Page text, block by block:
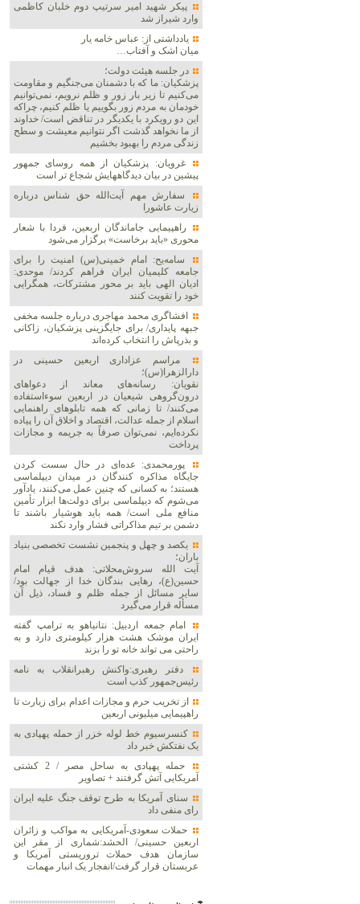
پیکر شهید امیر سرتیپ دوم خلبان کاظمی
وارد شیراز شد
یادداشتی از: عباس خامه یار
میان اشک و آفتاب…
در جلسه هیئت دولت؛
پزشکیان: ما که با دشمنان می‌جنگیم و مقاومت
می‌کنیم تا زیر بار زور و ظلم نرویم، نمی‌توانیم
خودمان به مردم زور بگوییم یا ظلم کنیم، چراکه
این دو رویکرد با یکدیگر در تناقض است/ خداوند
از ما نخواهد گذشت اگر نتوانیم معیشت و سطح
زندگی مردم را بهبود بخشیم
غرویان: پزشکیان از همه روسای جمهور
پیشین در بیان دیدگاههایش شجاع تر است
سفارش مهم آیت‌الله حق شناس درباره
زیارت عاشورا
راهپیمایی جاماندگان اربعین، فردا با شعار
محوری «باید برخاست» برگزار می‌شود
سامه‌یح: امام خمینی(س) امنیت را برای
جامعه کلیمیان ایران فراهم کردند/ موحدی:
ادیان الهی باید بر محور مشترکات، همگرایی
خود را تقویت کنند
افشاگری محمد مهاجری درباره جلسه مخفی
جبهه پایداری/ برای جایگزینی پزشکیان، زاکانی
و بذرپاش را انتخاب کرده‌اند
مراسم عزاداری اربعین حسینی در
دارالزهرا(س)؛
نقویان: رسانه‌های معاند از دعواهای
درون‌گروهی شیعیان در اربعین سوءاستفاده
می‌کنند/ تا زمانی که همه تابلوهای راهنمایی
اسلام از جمله عدالت، اقتصاد و اخلاق آن را پیاده
نکرده‌ایم، نمی‌توان صرفاً به جریمه و مجازات
پرداخت
پورمحمدی: عده‌ای در حال سست کردن
جایگاه مذاکره کنندگان در میدان دیپلماسی
هستند؛ به کسانی که چنین عمل می‌کنند، یادآور
می‌شوم که دیپلماسی برای دولت‌ها ابزار تأمین
منافع ملی است/ همه باید هوشیار باشند تا
دشمن بر تیم مذاکراتی فشار وارد نکند
یکصد و چهل و پنجمین نشست تخصصی بنیاد
باران؛
آیت الله سروش‌محلاتی: هدف قیام امام
حسین(ع)، رهایی بندگان خدا از جهالت بود/
سایر مسائل از جمله ظلم و فساد، ذیل آن
مسأله قرار می‌گیرد
امام جمعه اردبیل: نتانیاهو به ترامپ گفته
ایران موشک هشت هزار کیلومتری دارد و به
راحتی می تواند خانه تو را بزند
دفتر رهبری:واکنش رهبرانقلاب به نامه
رئیس‌جمهور کذب است
از تخریب حرم و مجازات اعدام برای زیارت تا
راهپیمایی میلیونی اربعین
کنسرسیوم خط لوله خزر از حمله پهپادی به
یک نفتکش خبر داد
حمله پهپادی به ساحل مصر / 2 کشتی
آمریکایی آتش گرفتند + تصاویر
سنای آمریکا به طرح توقف جنگ علیه ایران
رای منفی داد
حملات سعودی-آمریکایی به مواکب و زائران
اربعین حسینی/ الحشد:شماری از مقر این
سازمان هدف حملات تروریستی آمریکا و
عربستان قرار گرفت/انفجار یک انبار مهمات